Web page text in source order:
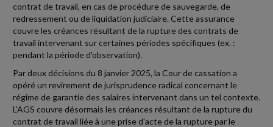
contrat de travail, en cas de procédure de sauvegarde, de
redressement ou de liquidation judiciaire. Cette assurance
couvre les créances résultant de la rupture des contrats de
travail intervenant sur certaines périodes spécifiques (ex. :
pendant la période d'observation).
Par deux décisions du 8 janvier 2025, la Cour de cassation a
opéré un revirement de jurisprudence radical concernant le
régime de garantie des salaires intervenant dans un tel contexte.
L'AGS couvre désormais les créances résultant de la rupture du
contrat de travail liée à une prise d'acte de la rupture par le